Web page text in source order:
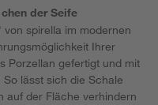
der Seife
spirella im modernen
Ihrer
Porzellan gefertigt und mit
lässt sich die Schale
auf der Fläche verhindern